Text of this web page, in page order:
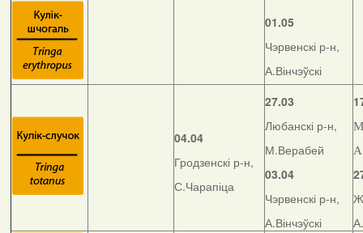
01.05
Чэрвенскі р-н,
А.Вінчэўскі
04.04
Гродзенскі р-н,
С.Чарапіца
27.03
Любанскі р-н,
М.Верабей
03.04
Чэрвенскі р-н,
А.Вінчэўскі